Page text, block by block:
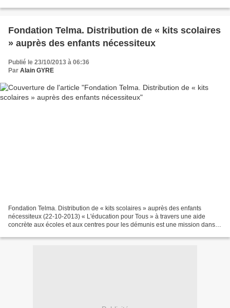
Fondation Telma. Distribution de « kits scolaires
» auprès des enfants nécessiteux
Publié le 23/10/2013 à 06:36
Par Alain GYRE
Fondation Telma. Distribution de « kits scolaires » auprès des enfants
nécessiteux (22-10-2013) « L'éducation pour Tous » à travers une aide
concrète aux écoles et aux centres pour les démunis est une mission dans